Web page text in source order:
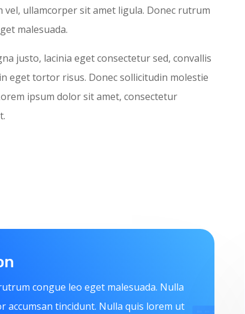
vel, ullamcorper sit amet ligula. Donec rutrum
malesuada.
justo, lacinia eget consectetur sed, convallis
eget tortor risus. Donec sollicitudin molestie
ipsum dolor sit amet, consectetur
congue leo eget malesuada. Nulla
accumsan tincidunt. Nulla quis lorem ut